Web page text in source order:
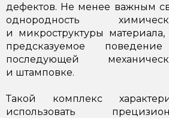
дефектов. Не менее важным
однородность
и микроструктуры материала,
предсказуемое
последующей
и штамповке.
Такой комплекс
использовать